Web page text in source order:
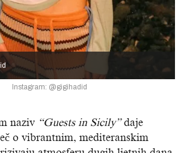
Instagram: @gigihadid
naziv “Guests in Sicily”daje
o vibrantnim, mediteranskim